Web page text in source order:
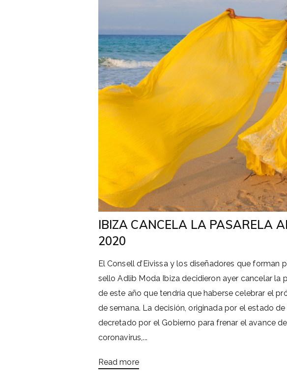
IBIZA CANCELA LA PASARELA
2020
El Consell d’Eivissa y los diseñadores que forman
sello Adlib Moda Ibiza decidieron ayer cancelar la
de este año que tendría que haberse celebrar el
de semana. La decisión, originada por el estado de
decretado por el Gobierno para frenar el avance
coronavirus,...
Read more